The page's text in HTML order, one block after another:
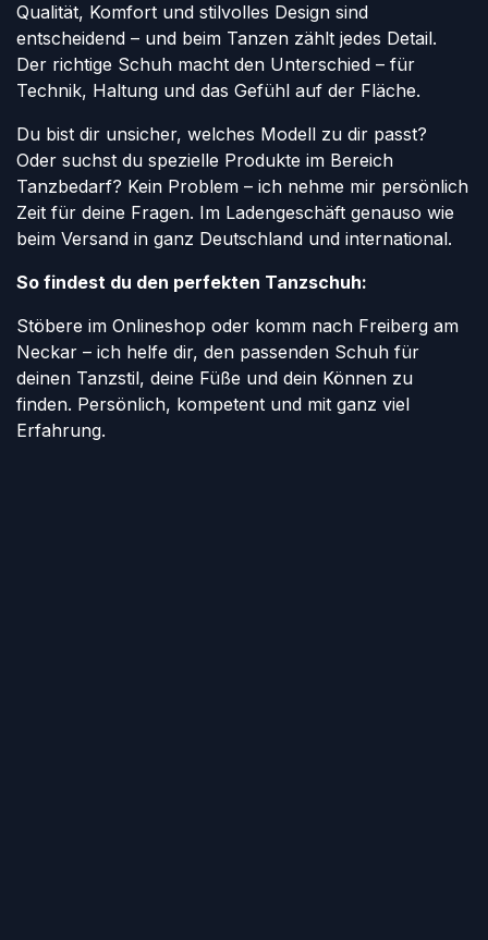
Qualität, Komfort und stilvolles Design sind
entscheidend – und beim Tanzen zählt jedes Detail.
Der richtige Schuh macht den Unterschied – für
Technik, Haltung und das Gefühl auf der Fläche.
Du bist dir unsicher, welches Modell zu dir passt?
Oder suchst du spezielle Produkte im Bereich
Tanzbedarf? Kein Problem – ich nehme mir persönlich
Zeit für deine Fragen. Im Ladengeschäft genauso wie
beim Versand in ganz Deutschland und international.
So findest du den perfekten Tanzschuh:
Stöbere im Onlineshop oder komm nach Freiberg am
Neckar – ich helfe dir, den passenden Schuh für
deinen Tanzstil, deine Füße und dein Können zu
finden. Persönlich, kompetent und mit ganz viel
Erfahrung.